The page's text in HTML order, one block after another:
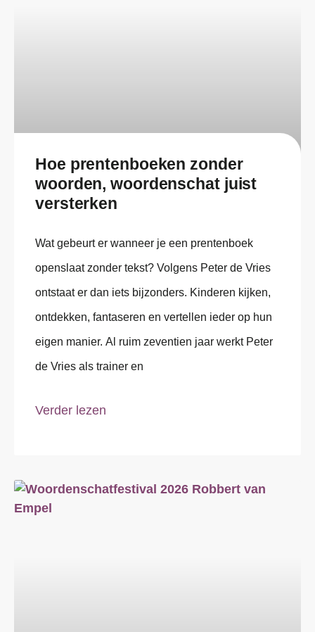
Hoe prentenboeken zonder
woorden, woordenschat juist
versterken
Wat gebeurt er wanneer je een prentenboek
openslaat zonder tekst? Volgens Peter de Vries
ontstaat er dan iets bijzonders. Kinderen kijken,
ontdekken, fantaseren en vertellen ieder op hun
eigen manier. Al ruim zeventien jaar werkt Peter
de Vries als trainer en
Verder lezen